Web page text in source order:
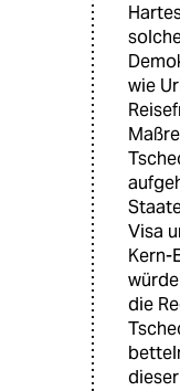
wie
Visa
Kern-
die